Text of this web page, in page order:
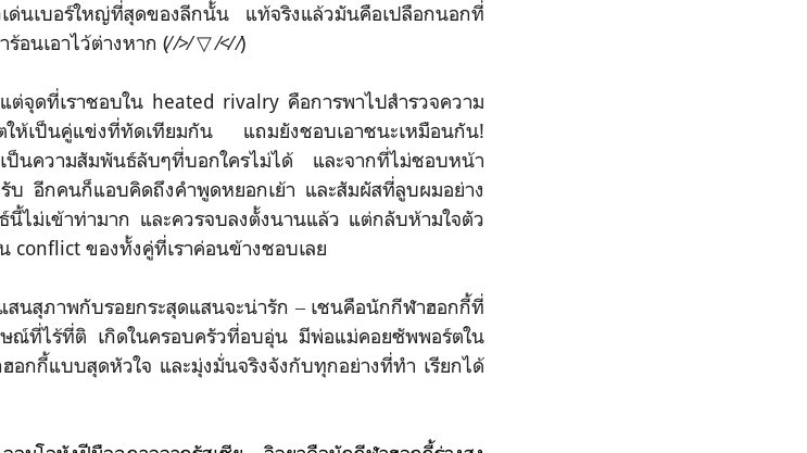
ด่นเบอร์ใหญ่ที่สุดของลีกนั้น แท้จริงแล้วมันคือเปลือกนอกที่
อาไว้ต่างหาก (⁄ ⁄>⁄ ▽ ⁄<⁄ ⁄)
ดที่เราชอบใน heated rivalry คือการพาไปสำรวจความ
ให้เป็นคู่แข่งที่ทัดเทียมกัน แถมยังชอบเอาชนะเหมือนกัน!
ป็นความสัมพันธ์ลับๆที่บอกใครไม่ได้ และจากที่ไม่ชอบหน้า
บ อีกคนก็แอบคิดถึงคำพูดหยอกเย้า และสัมผัสที่ลูบผมอย่าง
ไม่เข้าท่ามาก และควรจบลงตั้งนานแล้ว แต่กลับห้ามใจตัว
conflict ของทั้งคู่ที่เราค่อนข้างชอบเลย
นสุภาพกับรอยกระสุดแสนจะน่ารัก ‒ เชนคือนักกีฬาฮอกกี้ที่
ที่ไร้ที่ติ เกิดในครอบครัวที่อบอุ่น มีพ่อแม่คอยซัพพอร์ตใน
อกกี้แบบสุดหัวใจ และมุ่งมั่นจริงจังกับทุกอย่างที่ทำ เรียกได้